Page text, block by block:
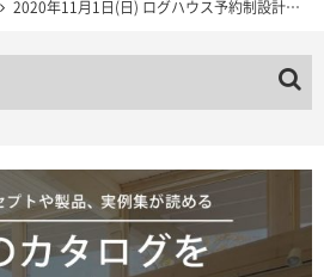
2020年11月1日(日) ログハウス予約制設計相談会 TALO軽井沢展示場